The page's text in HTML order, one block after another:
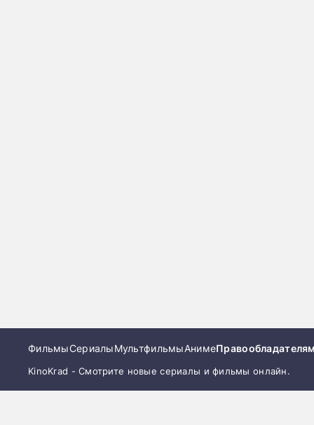
ФильмыСериалыМультфильмыАниме
KinoKrad - Смотрите новые сериалы и фильмы онлайн.